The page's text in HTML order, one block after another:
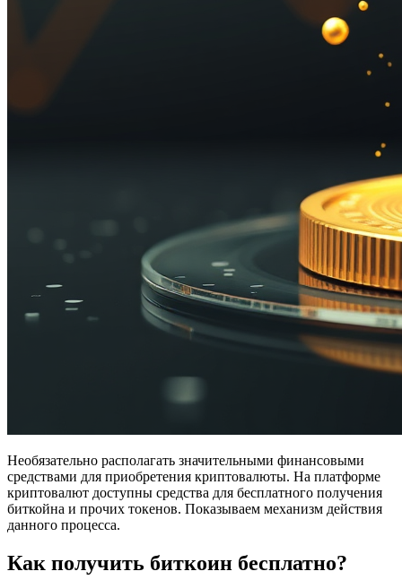
Необязательно располагать значительными финансовыми
средствами для приобретения криптовалюты. На платформе
криптовалют доступны средства для бесплатного получения
биткойна и прочих токенов. Показываем механизм действия
данного процесса.
Как получить биткоин бесплатно?